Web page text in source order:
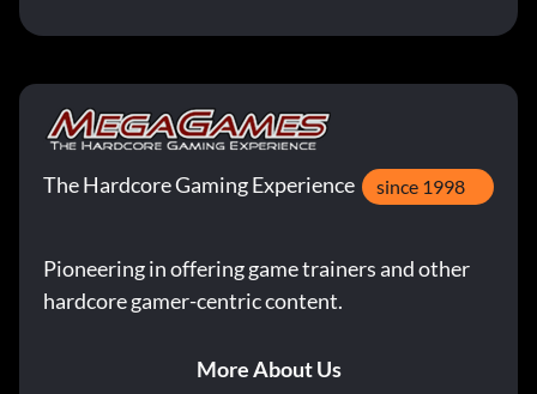
The Hardcore Gaming Experience since 1998
Pioneering in offering game trainers and other
hardcore gamer-centric content.
More About Us